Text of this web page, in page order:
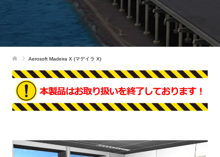
Aerosoft Madeira X (マデイラ X)